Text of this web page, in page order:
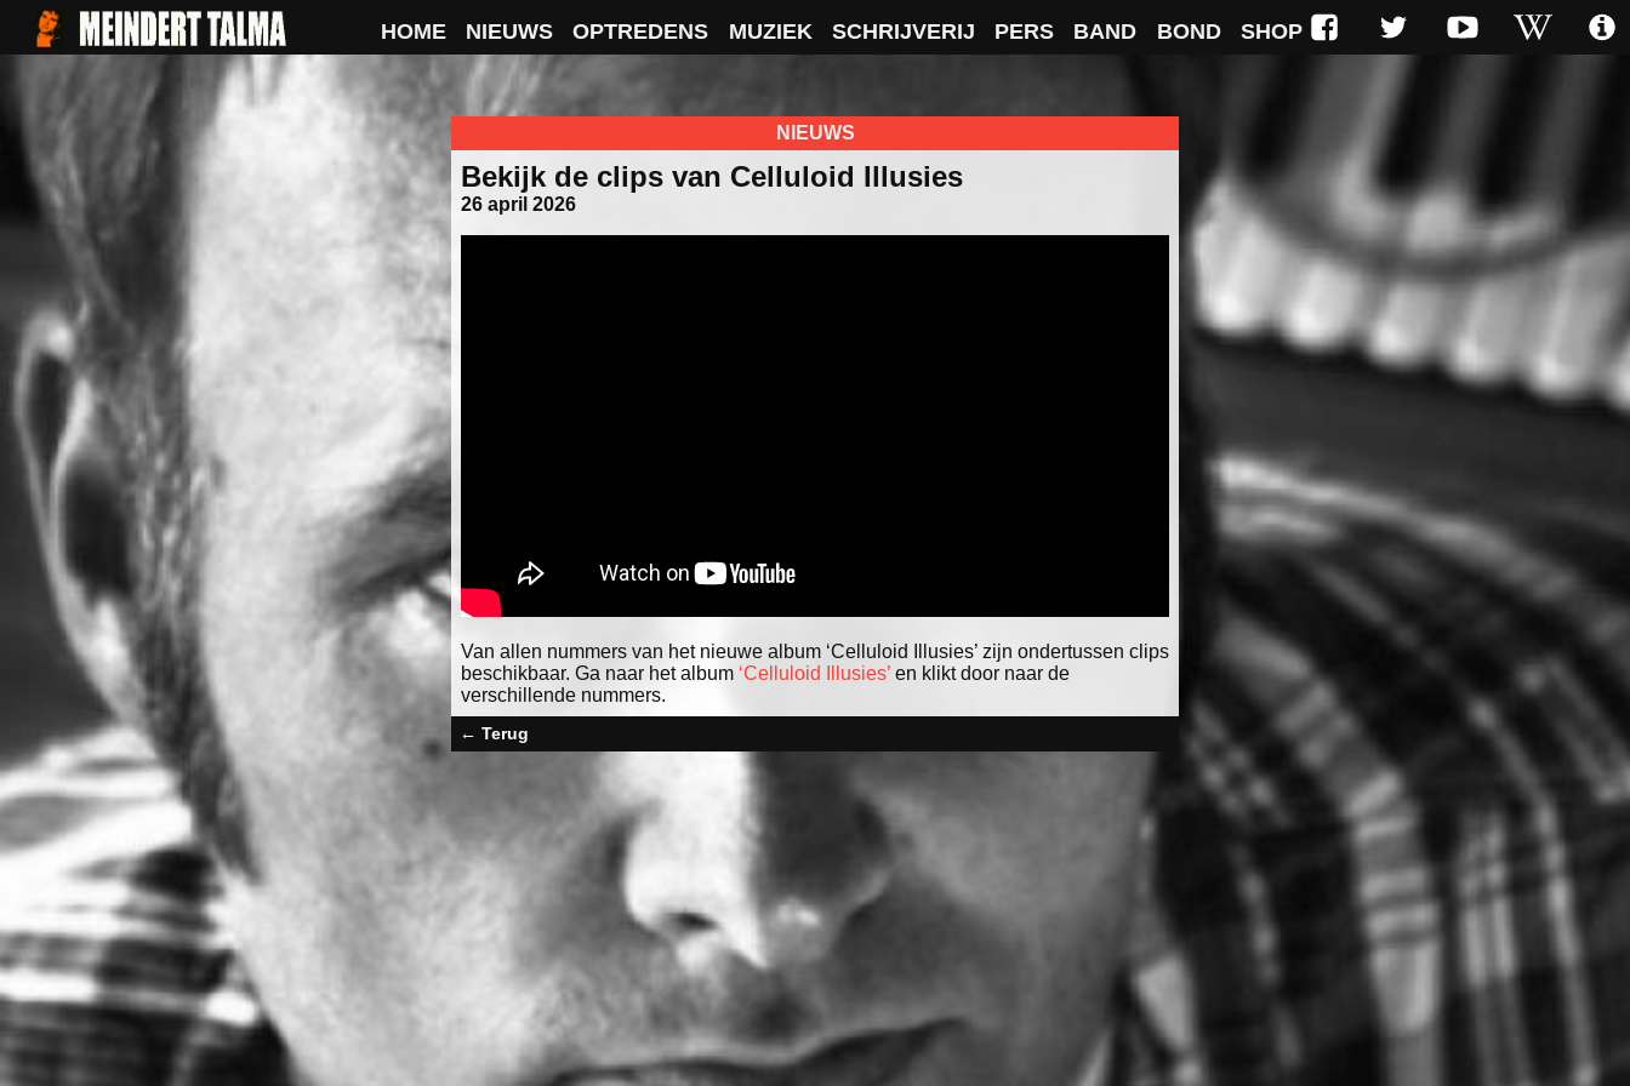
HOME NIEUWS OPTREDENS MUZIEK SCHRIJVERIJ PERS BAND BOND SHOP
NIEUWS
Bekijk de clips van Celluloid Illusies
26 april 2026
Van allen nummers van het nieuwe album ‘Celluloid Illusies’ zijn ondertussen clips
beschikbaar. Ga naar het album ‘Celluloid Illusies’ en klikt door naar de
verschillende nummers.
← Terug